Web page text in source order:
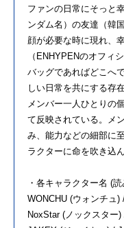
ファンの日常にそっと
ンダム名）の友達（韓
顔が必要な時に現れ、
（ENHYPENのオフィ
バッグであればどこへ
しい日常を共にする存
メンバー一人ひとりの
て反映されている。メ
み、能力などの細部に
ラクターに命を吹き込ん
・各キャラクター名 (
WONCHU (ウォンチュ)
NoxStar (ノックスター